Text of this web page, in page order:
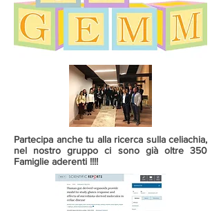
Partecipa anche tu alla ricerca sulla celiachia,
nel nostro gruppo ci sono già oltre 350
Famiglie aderenti !!!!